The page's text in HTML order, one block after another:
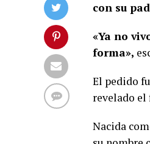
con su
«Ya no
forma»,
El pedido
revelado el
Nacida